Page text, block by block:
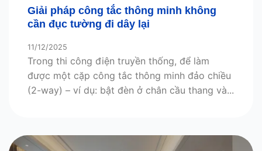
Giải pháp công tắc thông minh không
cần đục tường đi dây lại
11/12/2025
Trong thi công điện truyền thống, để làm
được một cặp công tắc thông minh đảo chiều
(2-way) – ví dụ: bật đèn ở chân cầu thang và...